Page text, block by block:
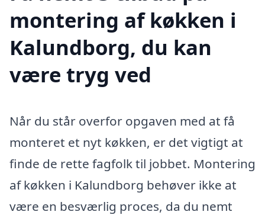
montering af køkken i
Kalundborg, du kan
være tryg ved
Når du står overfor opgaven med at få
monteret et nyt køkken, er det vigtigt at
finde de rette fagfolk til jobbet. Montering
af køkken i Kalundborg behøver ikke at
være en besværlig proces, da du nemt